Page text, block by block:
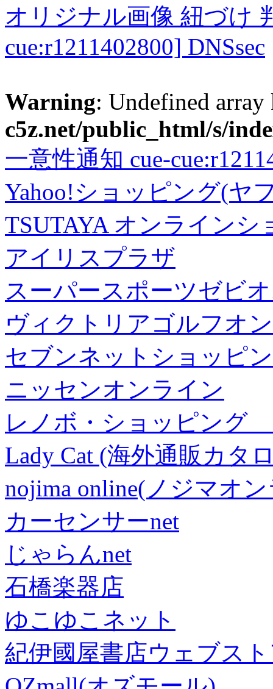
オリジナル画像 紐づけ
cue:r1211402800] DNSsec
Warning: Undefined
c5z.net/public_html/s/
一意性通知 cue-
Yahoo!ショッピング(ヤ
TSUTAYA オンラインシ
アイリスプラザ
スーパースポーツゼビ
ヴィクトリアゴルフオ
セブンネットショッピ
ニッセンオンライン
レノボ・ショッピング
Lady Cat (海外通販カタ
nojima online(ノジマオ
カーセンサーnet
じゃらんnet
石橋楽器店
ゆこゆこネット
紀伊國屋書店ウェブス